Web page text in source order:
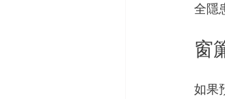
全隱
窗
如果